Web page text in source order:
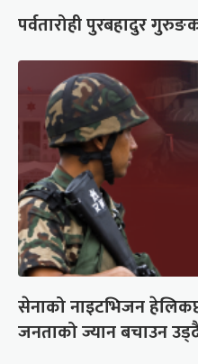
पर्वतारोही पुरबहादुर
सेनाको नाइटभिजन
जनताको ज्यान बचाउन